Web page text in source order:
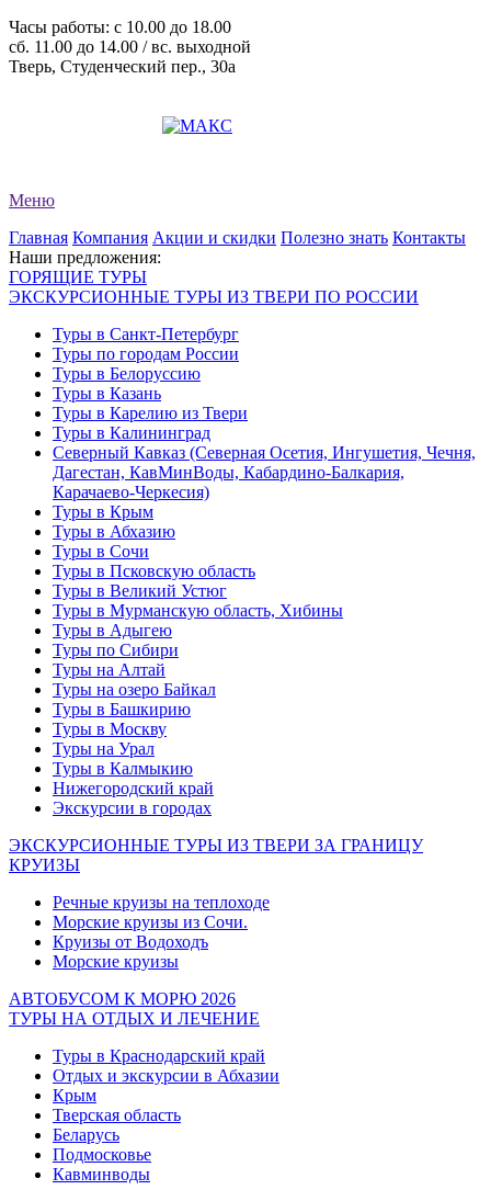
Часы работы: c 10.00 до 18.00
сб. 11.00 до 14.00 / вс. выходной
Тверь, Студенческий пер., 30а
Меню
Главная Компания Акции и скидки Полезно знать Контакты
Наши предложения:
ГОРЯЩИЕ ТУРЫ
ЭКСКУРСИОННЫЕ ТУРЫ ИЗ ТВЕРИ ПО РОССИИ
Туры в Санкт-Петербург
Туры по городам России
Туры в Белоруссию
Туры в Казань
Туры в Карелию из Твери
Туры в Калининград
Северный Кавказ (Северная Осетия, Ингушетия, Чечня,
Дагестан, КавМинВоды, Кабардино-Балкария,
Карачаево-Черкесия)
Туры в Крым
Туры в Абхазию
Туры в Сочи
Туры в Псковскую область
Туры в Великий Устюг
Туры в Мурманскую область, Хибины
Туры в Адыгею
Туры по Сибири
Туры на Алтай
Туры на озеро Байкал
Туры в Башкирию
Туры в Москву
Туры на Урал
Туры в Калмыкию
Нижегородский край
Экскурсии в городах
ЭКСКУРСИОННЫЕ ТУРЫ ИЗ ТВЕРИ ЗА ГРАНИЦУ
КРУИЗЫ
Речные круизы на теплоходе
Морские круизы из Сочи.
Круизы от Водоходъ
Морские круизы
АВТОБУСОМ К МОРЮ 2026
ТУРЫ НА ОТДЫХ И ЛЕЧЕНИЕ
Туры в Краснодарский край
Отдых и экскурсии в Абхазии
Крым
Тверская область
Беларусь
Подмосковье
Кавминводы